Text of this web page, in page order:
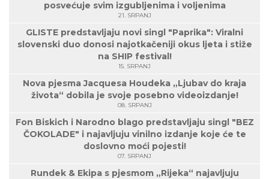
posvećuje svim izgubljenima i voljenima
21. SRPANJ
GLISTE predstavljaju novi singl "Paprika": Viralni
slovenski duo donosi najotkačeniji okus ljeta i stiže
na SHIP festival!
15. SRPANJ
Nova pjesma Jacquesa Houdeka „Ljubav do kraja
života“ dobila je svoje posebno videoizdanje!
08. SRPANJ
Fon Biskich i Narodno blago predstavljaju singl "BEZ
ČOKOLADE" i najavljuju vinilno izdanje koje će te
doslovno moći pojesti!
07. SRPANJ
Rundek & Ekipa s pjesmom „Rijeka“ najavljuju